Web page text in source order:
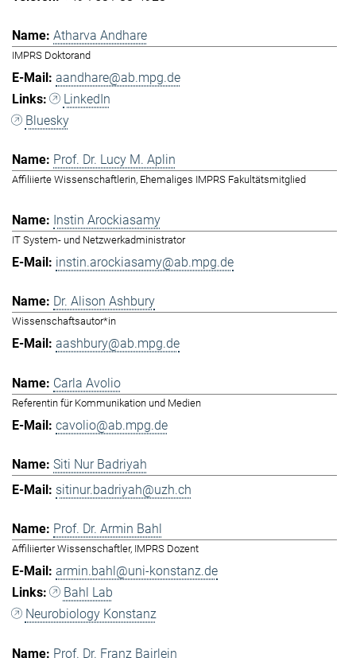
Atharva Andhare
IMPRS Doktorand
aandhare@ab.mpg.de
LinkedIn
Bluesky
Prof. Dr. Lucy M. Aplin
Affiliierte Wissenschaftlerin, Ehemaliges IMPRS Fakultätsmitglied
Instin Arockiasamy
IT System- und Netzwerkadministrator
instin.arockiasamy@ab.mpg.de
Dr. Alison Ashbury
Wissenschaftsautor*in
aashbury@ab.mpg.de
Carla Avolio
Referentin für Kommunikation und Medien
cavolio@ab.mpg.de
Siti Nur Badriyah
sitinur.badriyah@uzh.ch
Prof. Dr. Armin Bahl
Affiliierter Wissenschaftler, IMPRS Dozent
armin.bahl@uni-konstanz.de
Bahl Lab
Neurobiology Konstanz
Prof. Dr. Franz Bairlein